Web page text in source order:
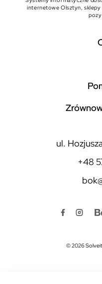
internetowe Olsztyn,
ul.
+48
© 2026 Solveit